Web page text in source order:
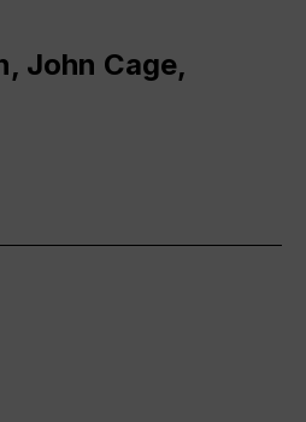
John Cage,